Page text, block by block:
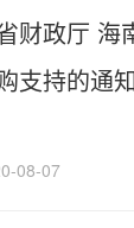
财政厅 海
支持的通
08-07